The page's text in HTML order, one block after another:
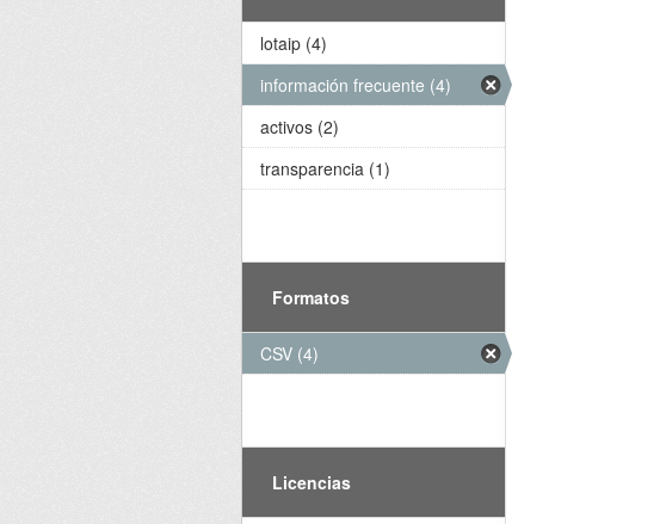
lotaip (4)
información frecuente (4)
activos (2)
transparencia (1)
Formatos
CSV (4)
Licencias